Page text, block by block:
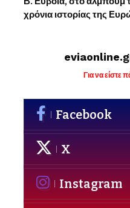
χρόνια ιστορίας της
Για να είστε
Facebook
X
Instagram